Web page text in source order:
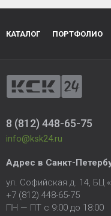
КАТАЛОГ ПОРТФОЛИО
8 (812) 448-65-75
info@ksk24.ru
Адрес в Санкт-
ул. Софийская д. 14, БЦ
+7 (812) 448-65-75
ПН — ПТ с 9:00 до 18:00